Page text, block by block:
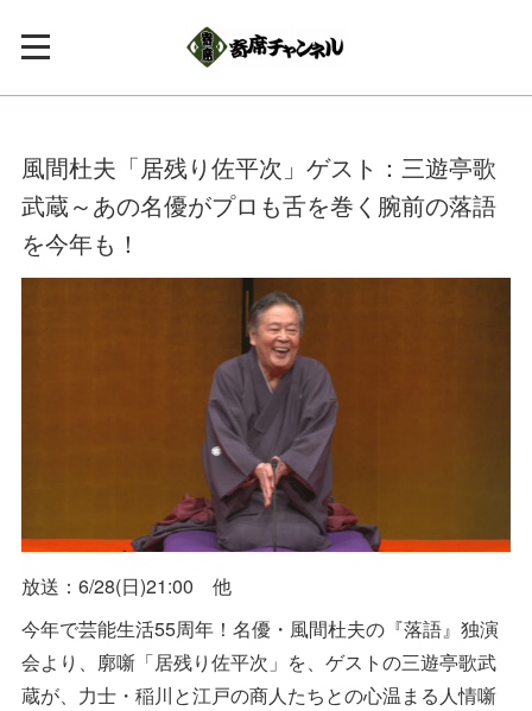
風間杜夫「居残り佐平次」ゲスト：三遊亭歌
武蔵～あの名優がプロも舌を巻く腕前の落語
を今年も！
放送：6/28(日)21:00 他
今年で芸能生活55周年！名優・風間杜夫の『落語』独演
会より、廓噺「居残り佐平次」を、ゲストの三遊亭歌武
蔵が、力士・稲川と江戸の商人たちとの心温まる人情噺